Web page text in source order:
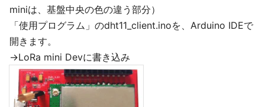
miniは、基盤中央の色の違う部分）
「使用プログラム」のdht11_client.inoを、Arduino IDEで
開きます。
→LoRa mini Devに書き込み